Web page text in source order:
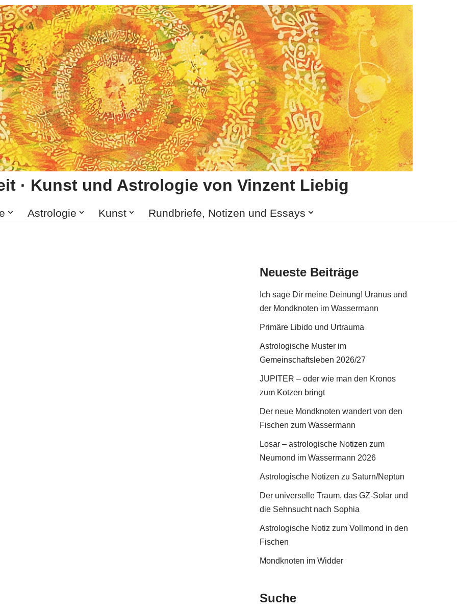
· Kunst und Astrologie von Vinzent Liebig
Astrologie Kunst Rundbriefe, Notizen und Essays
Neueste Beiträge
Ich sage Dir meine Deinung! Uranus und
der Mondknoten im Wassermann
Primäre Libido und Urtrauma
Astrologische Muster im
Gemeinschaftsleben 2026/27
JUPITER – oder wie man den Kronos
zum Kotzen bringt
Der neue Mondknoten wandert von den
Fischen zum Wassermann
Losar – astrologische Notizen zum
Neumond im Wassermann 2026
Astrologische Notizen zu Saturn/Neptun
Der universelle Traum, das GZ-Solar und
die Sehnsucht nach Sophia
Astrologische Notiz zum Vollmond in den
Fischen
Mondknoten im Widder
Suche